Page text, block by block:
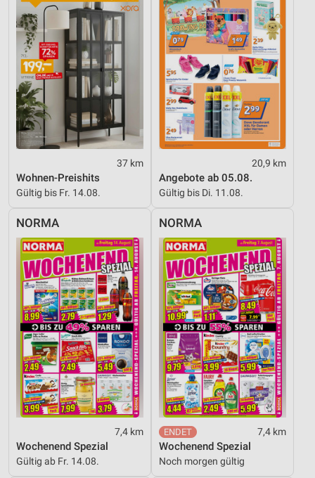
37 km
Wohnen-Preishits
Gültig bis Fr. 14.08.
20,9 km
Angebote ab 05.08.
Gültig bis Di. 11.08.
NORMA
7,4 km
Wochenend Spezial
Gültig ab Fr. 14.08.
NORMA
7,4 km
Wochenend Spezial
Noch morgen gültig